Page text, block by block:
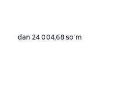
dan 24 004,68 soʻm